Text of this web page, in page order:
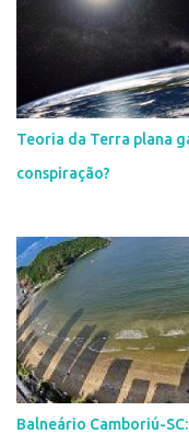
Teoria da Terra plana
conspiração?
Balneário Camboriú-